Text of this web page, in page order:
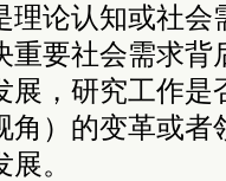
理论认知或社会
重要社会需求背
展，研究工作是
角）的变革或者
。